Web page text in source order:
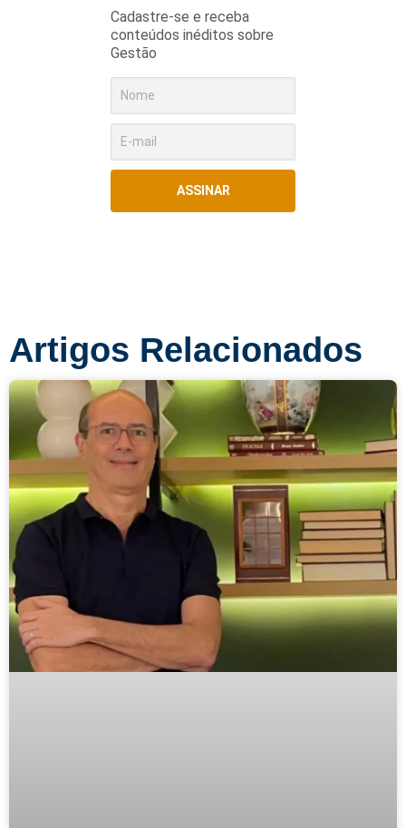
Cadastre-se e receba
conteúdos inéditos sobre
Gestão
ASSINAR
Artigos Relacionados